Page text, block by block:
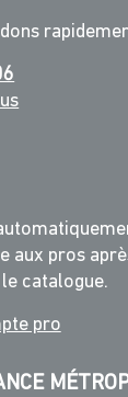
aux pros
catalogue.
pro